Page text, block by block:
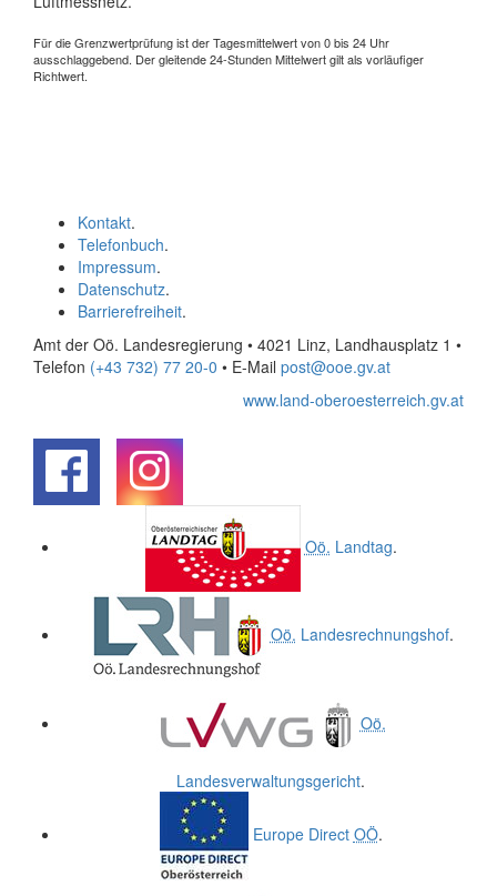
Für die Grenzwertprüfung ist der Tagesmittelwert von 0 bis 24 Uhr
ausschlaggebend. Der gleitende 24-Stunden Mittelwert gilt als vorläufiger
Richtwert.
Kontakt.
Telefonbuch.
Impressum.
Datenschutz.
Barrierefreiheit.
Amt der Oö. Landesregierung • 4021 Linz, Landhausplatz 1 •
Telefon (+43 732) 77 20-0 • E-Mail post@ooe.gv.at
www.land-oberoesterreich.gv.at
Oö. Landtag.
Oö. Landesrechnungshof.
Oö.
Landesverwaltungsgericht.
Europe Direct OÖ.